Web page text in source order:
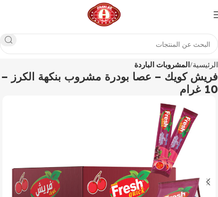
الرئيسية المشروبات الباردة
فريش كويك – عصا بودرة مشروب بنكهة الكرز –
10 غرام